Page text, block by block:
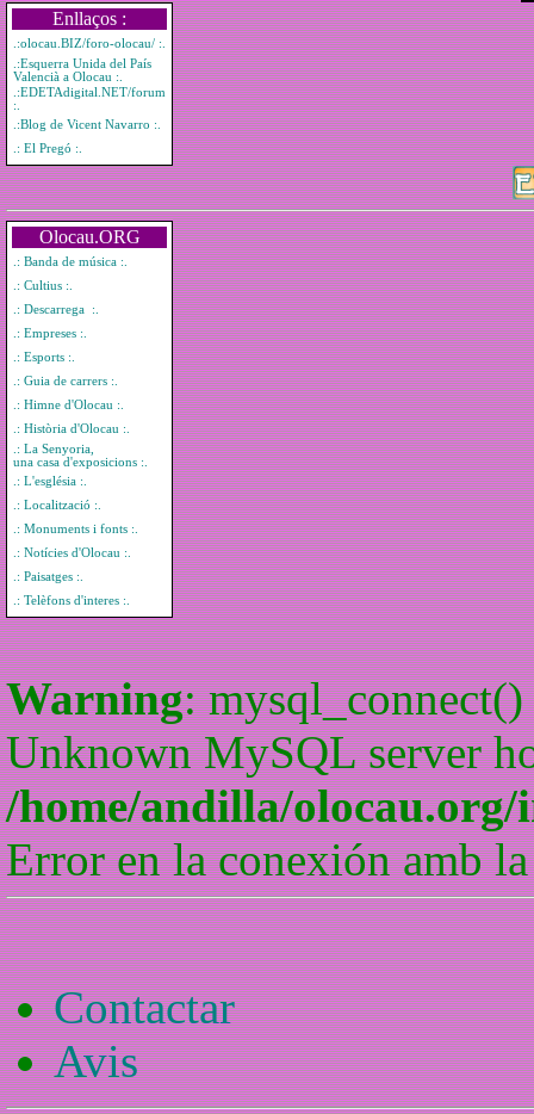
Enllaços :
.:olocau.BIZ/foro-olocau/ :.
.:Esquerra Unida del País
Valencià a Olocau :.
.:EDETAdigital.NET/forum
:.
.:Blog de Vicent Navarro :.
.: El Pregó :.
Olocau.ORG
.: Banda de música :.
.: Cultius :.
.: Descarrega :.
.: Empreses :.
.: Esports :.
.: Guia de carrers :.
.: Himne d'Olocau :.
.: Història d'Olocau :.
.: La Senyoria,
una casa d'exposicions :.
.: L'església :.
.: Localització :.
.: Monuments i fonts :.
.: Notícies d'Olocau :.
.: Paisatges :.
.: Telèfons d'interes :.
Warning:
Unknown MySQL server
/home/andilla/olocau.org/
Error en la conexión amb
Contactar
Avis